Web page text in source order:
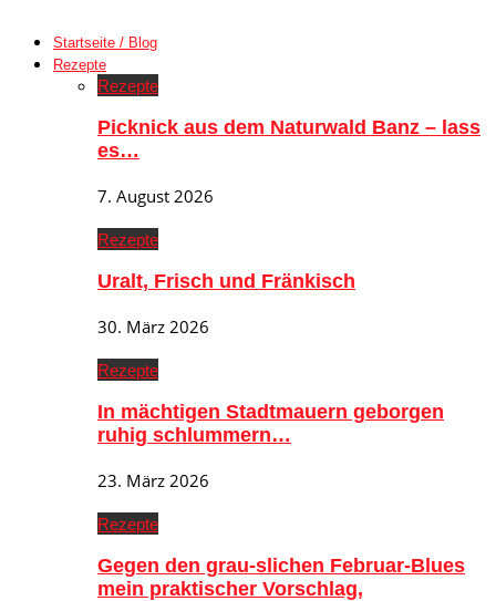
Startseite / Blog
Rezepte
Rezepte
Picknick aus dem Naturwald Banz – lass
es…
7. August 2026
Rezepte
Uralt, Frisch und Fränkisch
30. März 2026
Rezepte
In mächtigen Stadtmauern geborgen
ruhig schlummern…
23. März 2026
Rezepte
Gegen den grau-slichen Februar-Blues
mein praktischer Vorschlag,